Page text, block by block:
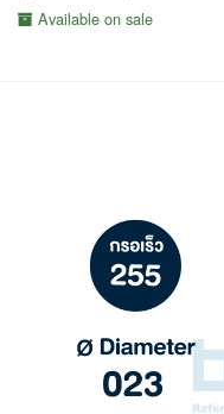
Available on sale